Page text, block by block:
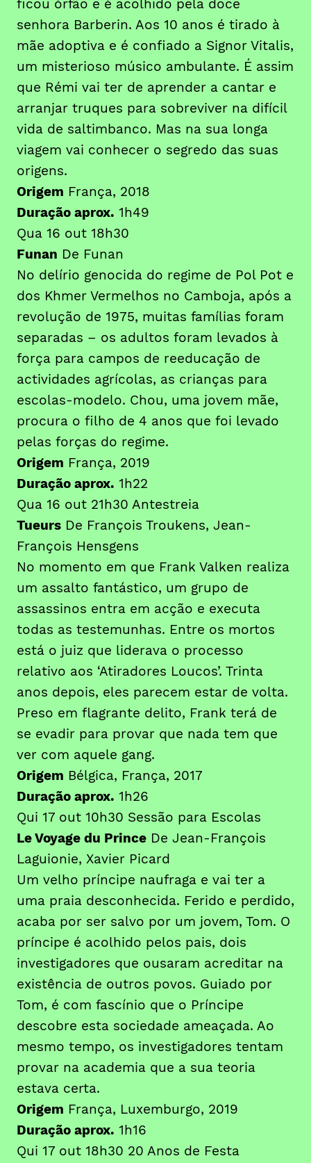
ficou órfão e é acolhido pela doce
senhora Barberin. Aos 10 anos é tirado à
mãe adoptiva e é confiado a Signor Vitalis,
um misterioso músico ambulante. É assim
que Rémi vai ter de aprender a cantar e
arranjar truques para sobreviver na difícil
vida de saltimbanco. Mas na sua longa
viagem vai conhecer o segredo das suas
origens.
Origem França, 2018
Duração aprox. 1h49
Qua 16 out 18h30
Funan De Funan
No delírio genocida do regime de Pol Pot e
dos Khmer Vermelhos no Camboja, após a
revolução de 1975, muitas famílias foram
separadas – os adultos foram levados à
força para campos de reeducação de
actividades agrícolas, as crianças para
escolas-modelo. Chou, uma jovem mãe,
procura o filho de 4 anos que foi levado
pelas forças do regime.
Origem França, 2019
Duração aprox. 1h22
Qua 16 out 21h30 Antestreia
TueursDe François Troukens, Jean-
François Hensgens
No momento em que Frank Valken realiza
um assalto fantástico, um grupo de
assassinos entra em acção e executa
todas as testemunhas. Entre os mortos
está o juiz que liderava o processo
relativo aos ‘Atiradores Loucos’. Trinta
anos depois, eles parecem estar de volta.
Preso em flagrante delito, Frank terá de
se evadir para provar que nada tem que
ver com aquele gang.
Origem Bélgica, França, 2017
Duração aprox. 1h26
Qui 17 out 10h30 Sessão para Escolas
Le Voyage du PrinceDe Jean-François
Laguionie, Xavier Picard
Um velho príncipe naufraga e vai ter a
uma praia desconhecida. Ferido e perdido,
acaba por ser salvo por um jovem, Tom. O
príncipe é acolhido pelos pais, dois
investigadores que ousaram acreditar na
existência de outros povos. Guiado por
Tom, é com fascínio que o Príncipe
descobre esta sociedade ameaçada. Ao
mesmo tempo, os investigadores tentam
provar na academia que a sua teoria
estava certa.
Origem França, Luxemburgo, 2019
Duração aprox. 1h16
Qui 17 out 18h30 20 Anos de Festa